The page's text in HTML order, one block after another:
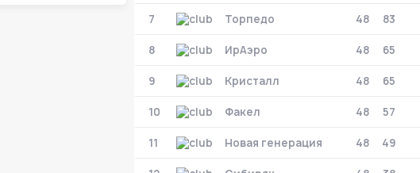
«Центральный». Тюмень
Тюмень 2
Ухта 6
Матч-центр
7 Торпедо 48 83
8 ИрАэро 48 65
9 Кристалл 48 65
10 Факел 48 57
11 Новая генерация 48 49